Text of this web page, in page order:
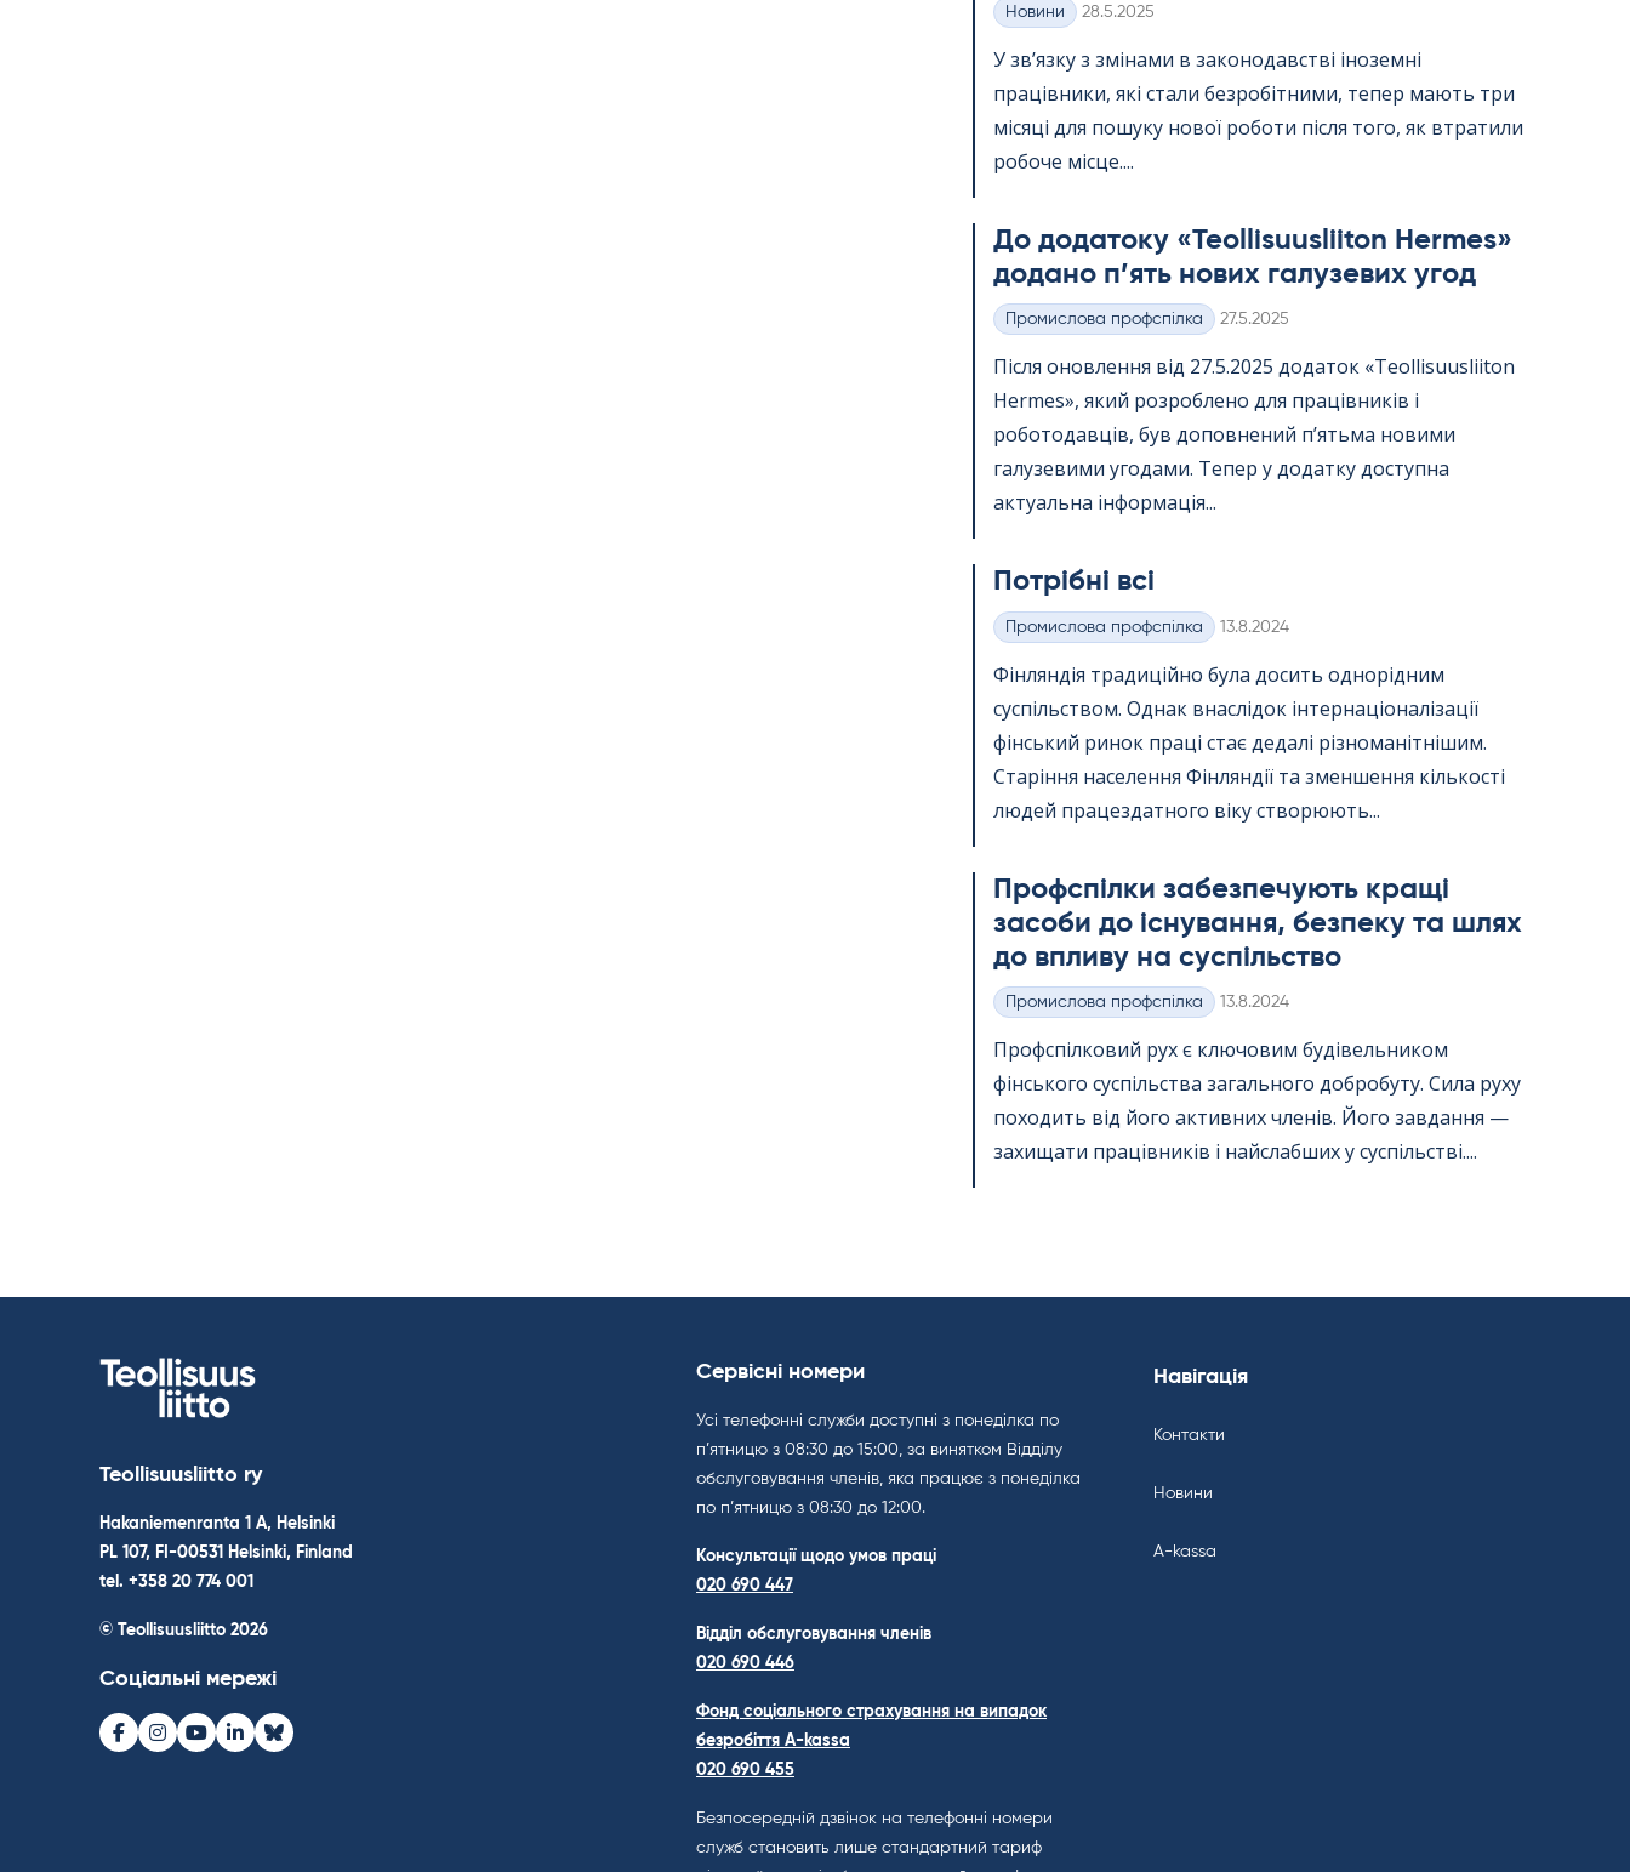
Категорії
Новини Kirjoitettu
28.5.2025
У зв’язку з змінами в законодавстві іноземні
працівники, які стали безробітними, тепер мають три
місяці для пошуку нової роботи після того, як втратили
робоче місце....
До додатоку «Teol­li­suus­lii­ton Her­mes»
додано п’ять нових галузевих угод
Категорії
Промислова профспілка Kirjoitettu
27.5.2025
Після оновлення від 27.5.2025 додаток «Teol­li­suus­lii­ton
Her­mes», який розроблено для працівників і
роботодавців, був доповнений п’ятьма новими
галузевими угодами. Тепер у додатку доступна
актуальна інформація...
Потрібні всі
Категорії
Промислова профспілка Kirjoitettu
13.8.2024
Фінляндія традиційно була досить однорідним
суспільством. Однак внаслідок інтернаціоналізації
фінський ринок праці стає дедалі різноманітнішим.
Старіння населення Фінляндії та зменшення кількості
людей працездатного віку створюють...
Профспілки забезпечують кращі
засоби до існування, безпеку та шлях
до впливу на суспільство
Категорії
Промислова профспілка Kirjoitettu
13.8.2024
Профспілковий рух є ключовим будівельником
фінського суспільства загального добробуту. Сила руху
походить від його активних членів. Його завдання —
захищати працівників і найслабших у суспільстві....
Teollisuusliitto ry
Hakaniemenranta 1 A, Helsinki
PL 107, FI-00531 Helsinki, Finland
tel. +358 20 774 001
© Teollisuusliitto 2026
Соціальні мережі
Facebook
Instagram
Youtube
LinkedInBluesky
Сервісні номери
Усі телефонні служби доступні з понеділка по
п’ятницю з 08:30 до 15:00, за винятком Відділу
обслуговування членів, яка працює з понеділка
по п’ятницю з 08:30 до 12:00.
Консультації щодо умов праці
020 690 447
Відділ обслуговування членів
020 690 446
Фонд соціального страхування на випадок
безробіття A-kassa
020 690 455
Безпосередній дзвінок на телефонні номери
служб становить лише стандартний тариф
Навігація
Контакти
Новини
A-kassa